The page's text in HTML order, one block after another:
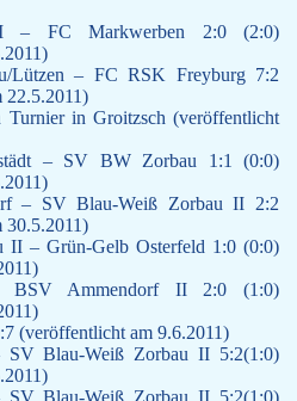
FC Markwerben 2:0 (2:0)
Lützen – FC RSK Freyburg 7:2
22.5.2011)
Turnier in Groitzsch (veröffentlicht
– SV BW Zorbau 1:1 (0:0)
– SV Blau-Weiß Zorbau II 2:2
30.5.2011)
II – Grün-Gelb Osterfeld 1:0 (0:0)
Ammendorf II 2:0 (1:0)
(veröffentlicht am 9.6.2011)
SV Blau-Weiß Zorbau II 5:2(1:0)
SV Blau-Weiß Zorbau II 5:2(1:0)